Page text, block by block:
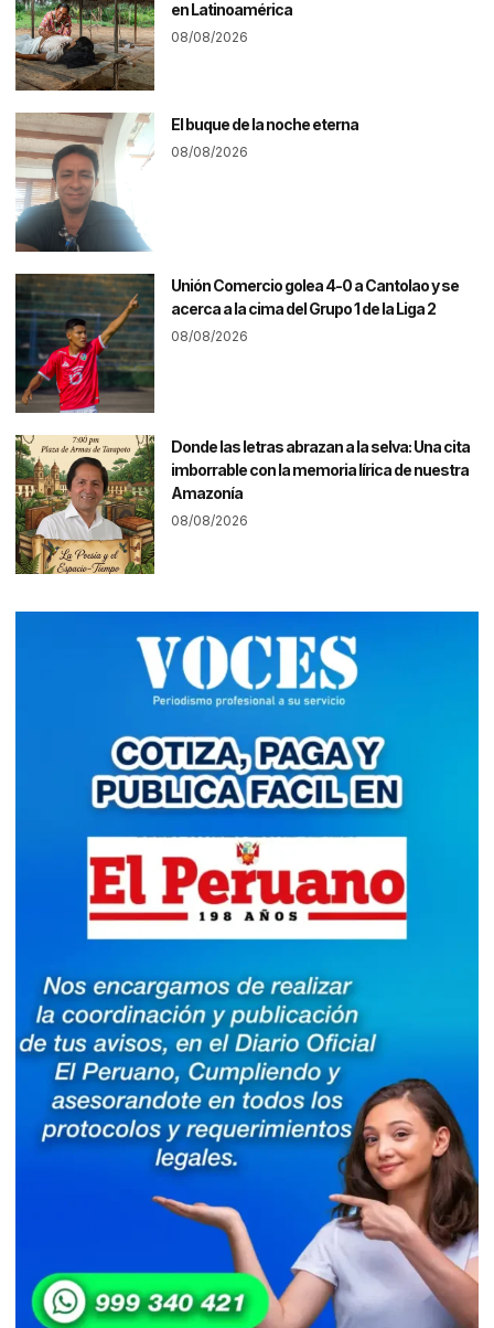
en Latinoamérica
08/08/2026
El buque de la noche eterna
08/08/2026
Unión Comercio golea 4-0 a Cantolao y se
acerca a la cima del Grupo 1 de la Liga 2
08/08/2026
Donde las letras abrazan a la selva: Una cita
imborrable con la memoria lírica de nuestra
Amazonía
08/08/2026